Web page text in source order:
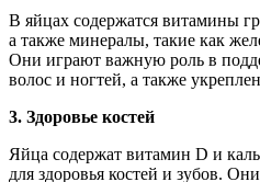
В яйцах содержатся витамины
а также минералы, такие как
Они играют важную роль в
волос и ногтей, а также
3. Здоровье костей
Яйца содержат витамин D и
для здоровья костей и зубов.